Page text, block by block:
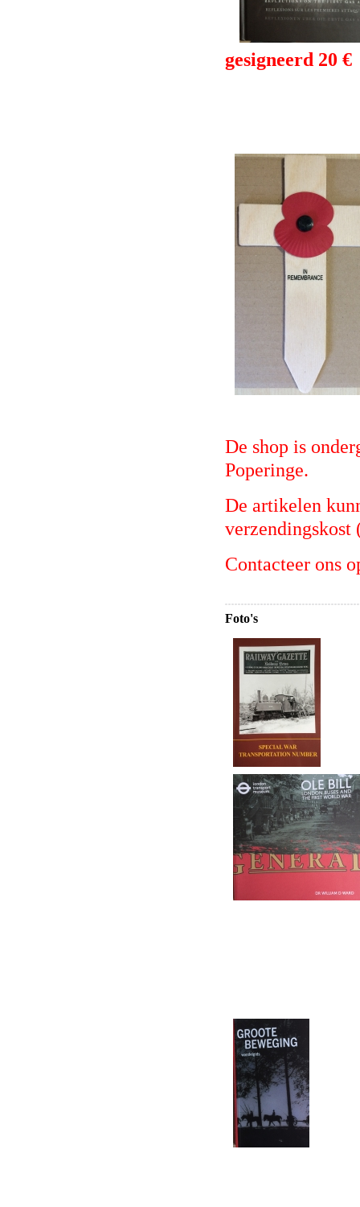
gesigneerd 20 €
De shop is
Poperinge.
De artikelen
Contacteer ons
Foto's